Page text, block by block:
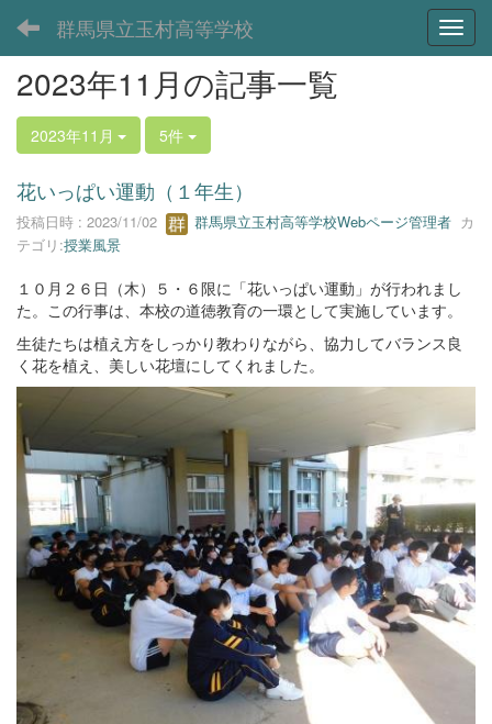
群馬県立玉村高等学校
2023年11月の記事一覧
2023年11月 5件
花いっぱい運動（１年生）
投稿日時 : 2023/11/02 群馬県立玉村高等学校Webページ管理者 カ
テゴリ:授業風景
１０月２６日（木）５・６限に「花いっぱい運動」が行われまし
た。この行事は、本校の道徳教育の一環として実施しています。
生徒たちは植え方をしっかり教わりながら、協力してバランス良
く花を植え、美しい花壇にしてくれました。